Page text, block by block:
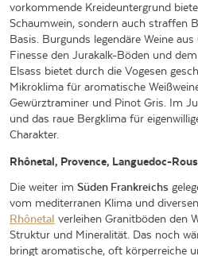
vorkommende Kreideuntergrund
Schaumwein, sondern auch straffen
Basis. Burgunds legendäre Weine
Finesse den Jurakalk-Böden und
Elsass bietet durch die Vogesen
Mikroklima für aromatische
Gewürztraminer und Pinot Gris. Im
und das raue Bergklima für
Charakter.
Rhônetal, Provence, Languedoc-
Die weiter im Süden Frankreichs
vom mediterranen Klima und
Rhônetal verleihen Granitböden den
Struktur und Mineralität. Das noch
bringt aromatische, oft körperreiche